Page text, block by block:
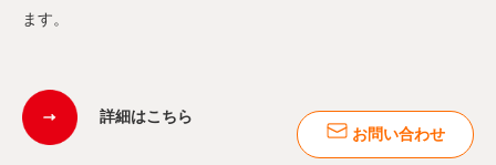
ます。
詳細はこちら
お問い合わせ